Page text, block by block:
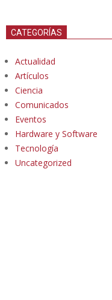
CATEGORÍAS
Actualidad
Artículos
Ciencia
Comunicados
Eventos
Hardware y Software
Tecnología
Uncategorized